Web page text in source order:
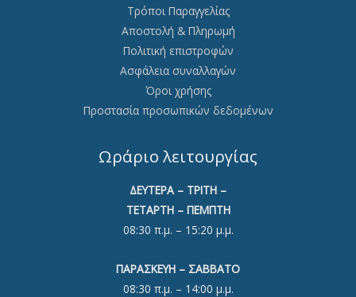
Τρόποι Παραγγελίας
Αποστολή & Πληρωμή
Πολιτική επιστροφών
Ασφάλεια συναλλαγών
Όροι χρήσης
Προστασία προσωπικών δεδομένων
Ωράριο λειτουργίας
ΔΕΥΤΕΡΑ – ΤΡΙΤΗ –
ΤΕΤΑΡΤΗ – ΠΕΜΠΤΗ
08:30 π.μ. – 15:20 μ.μ.
ΠΑΡΑΣΚΕΥΗ – ΣΑΒΒΑΤΟ
08:30 π.μ. – 14:00 μ.μ.